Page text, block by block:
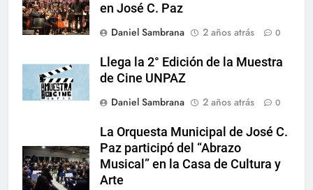
en José C. Paz
Daniel Sambrana
2 años atrás 0
Llega la 2° Edición de la Muestra
de Cine UNPAZ
Daniel Sambrana
2 años atrás 0
La Orquesta Municipal de José C.
Paz participó del “Abrazo
Musical” en la Casa de Cultura y
Arte